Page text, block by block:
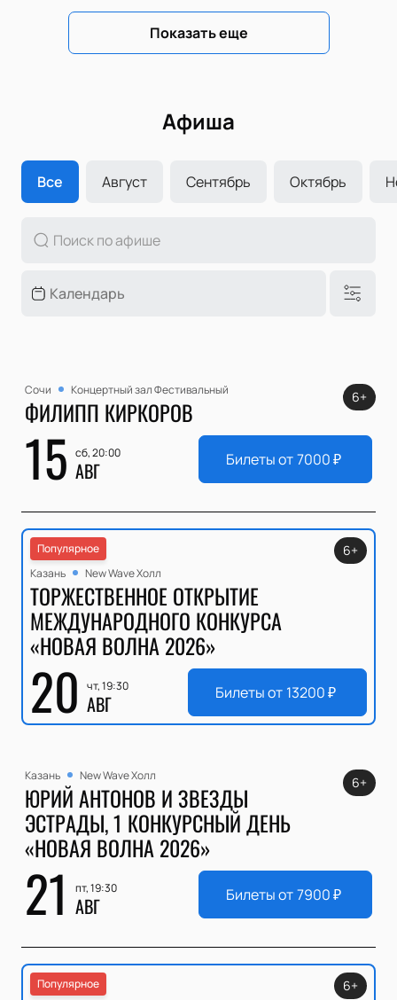
Показать еще
Афиша
Все Август Сентябрь Октябрь
Сочи Концертный зал Фестивальный
ФИЛИПП КИРКОРОВ
15 сб, 20:00
АВГ
6+
Билеты от7000₽
Популярное
Казань
New Wave Холл
ТОРЖЕСТВЕННОЕ ОТКРЫТИЕ
МЕЖДУНАРОДНОГО КОНКУРСА
«НОВАЯ ВОЛНА 2026»
20 чт, 19:30
АВГ
6+
Билеты от 13200₽
Казань New Wave Холл
ЮРИЙ АНТОНОВ И ЗВЕЗДЫ
ЭСТРАДЫ, 1 КОНКУРСНЫЙ ДЕНЬ
«НОВАЯ ВОЛНА 2026»
21 пт, 19:30
АВГ
6+
Билеты от7900₽
Популярное 6+